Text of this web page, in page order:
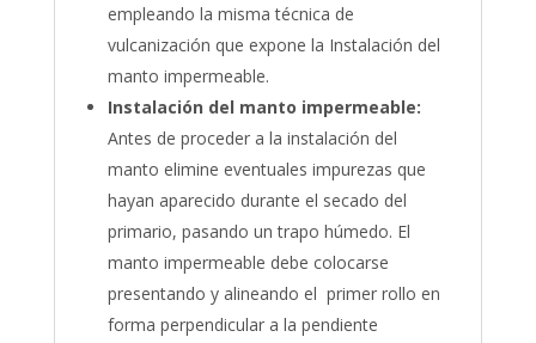
empleando la misma técnica de
vulcanización que expone la Instalación del
manto impermeable.
Instalación del manto impermeable:
Antes de proceder a la instalación del
manto elimine eventuales impurezas que
hayan aparecido durante el secado del
primario, pasando un trapo húmedo. El
manto impermeable debe colocarse
presentando y alineando el primer rollo en
forma perpendicular a la pendiente